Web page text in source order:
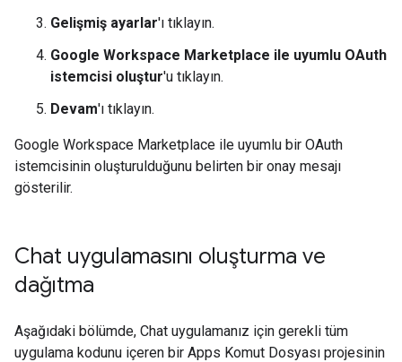
Gelişmiş ayarlar'ı tıklayın.
Google Workspace Marketplace ile uyumlu OAuth
istemcisi oluştur'u tıklayın.
Devam'ı tıklayın.
Google Workspace Marketplace ile uyumlu bir OAuth
istemcisinin oluşturulduğunu belirten bir onay mesajı
gösterilir.
Chat uygulamasını oluşturma ve
dağıtma
Aşağıdaki bölümde, Chat uygulamanız için gerekli tüm
uygulama kodunu içeren bir Apps Komut Dosyası projesinin